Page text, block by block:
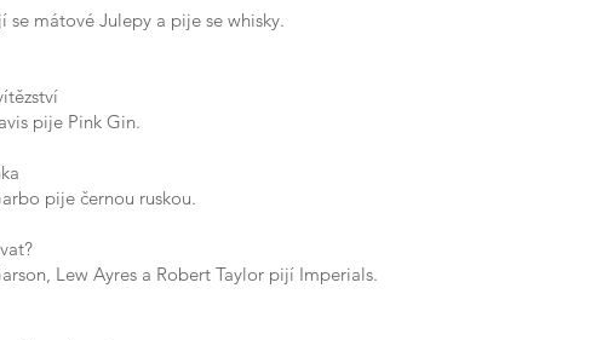
se mátové Julepy a pije se whisky.
pije Pink Gin.
pije černou ruskou.
Lew Ayres a Robert Taylor pijí Imperials.